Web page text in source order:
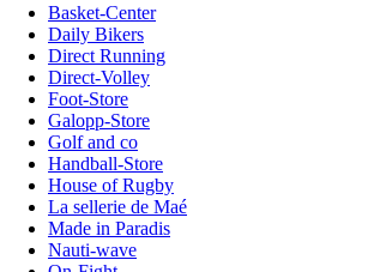
Basket-Center
Daily Bikers
Direct Running
Direct-Volley
Foot-Store
Galopp-Store
Golf and co
Handball-Store
House of Rugby
La sellerie de Maé
Made in Paradis
Nauti-wave